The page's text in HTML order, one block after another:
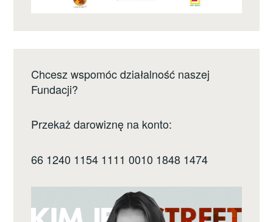
Chcesz wspomóc działalność naszej
Fundacji?
Przekaż darowiznę na konto:
66 1240 1154 1111 0010 1848 1474